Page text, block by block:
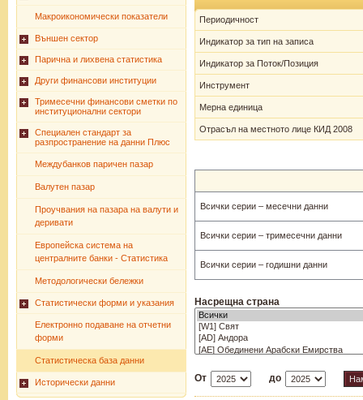
Макроикономически показатели
Външен сектор
Парична и лихвена статистика
Други финансови институции
Тримесечни финансови сметки по
институционални сектори
Специален стандарт за
разпространение на данни Плюс
Междубанков паричен пазар
Валутен пазар
Проучвания на пазара на валути и
деривати
Европейска система на
централните банки - Статистика
Методологически бележки
Статистически форми и указания
Електронно подаване на отчетни
форми
Статистическа база данни
Исторически данни
Периодичност
Индикатор за тип на записа
Индикатор за Поток/Позиция
Инструмент
Мерна единица
Отрасъл на местното лице КИД 2008
Всички серии – месечни данни
Всички серии – тримесечни данни
Всички серии – годишни данни
Насрещна страна
От до